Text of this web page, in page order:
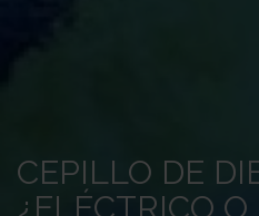
CEPILLO DE
¿ELÉCTRICO